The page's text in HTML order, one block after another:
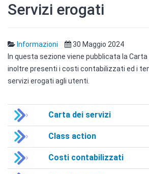
Servizi erogati
Informazioni
30 Maggio 2024
In questa sezione viene pubblicata la Carta
inoltre presenti i costi contabilizzati ed i
servizi erogati agli utenti.
Carta dei servizi
Class action
Costi contabilizzati